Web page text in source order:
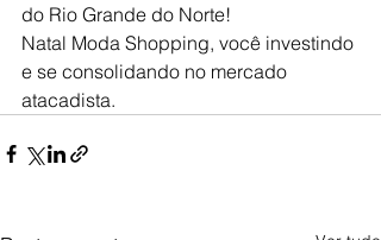
do Rio Grande do Norte!
Natal Moda Shopping, você investindo
e se consolidando no mercado
atacadista.